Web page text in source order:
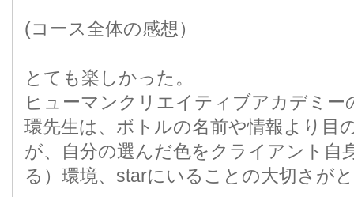
(コース全体の感想）
とても楽しかった。
ヒューマンクリエイティブアカデミー
環先生は、ボトルの名前や情報より目
が、自分の選んだ色をクライアント自
る）環境、starにいることの大切さが